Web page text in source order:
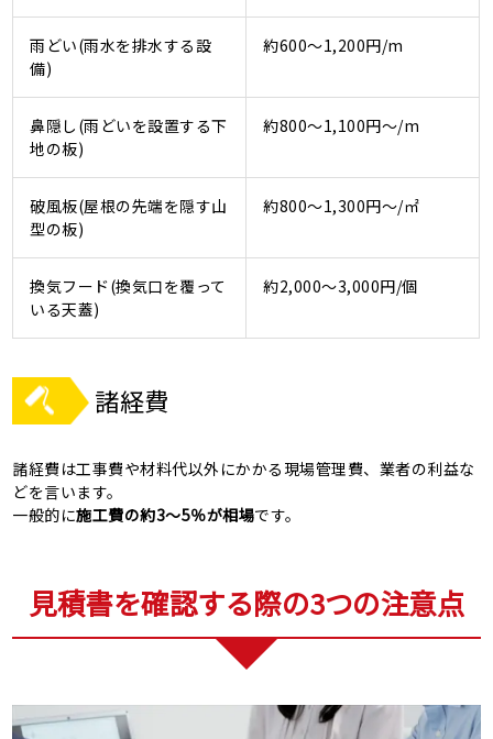
雨どい(雨水を排水する設
備)
約600～1,200円/m
鼻隠し(雨どいを設置する下
地の板)
約800～1,100円～/m
破風板(屋根の先端を隠す山
型の板)
約800～1,300円～/㎡
換気フード(換気口を覆って
いる天蓋)
約2,000～3,000円/個
諸経費
諸経費は工事費や材料代以外にかかる現場管理費、業者の利益な
どを言います。
一般的に施工費の約3～5％が相場です。
見積書を確認する際の3つの注意点